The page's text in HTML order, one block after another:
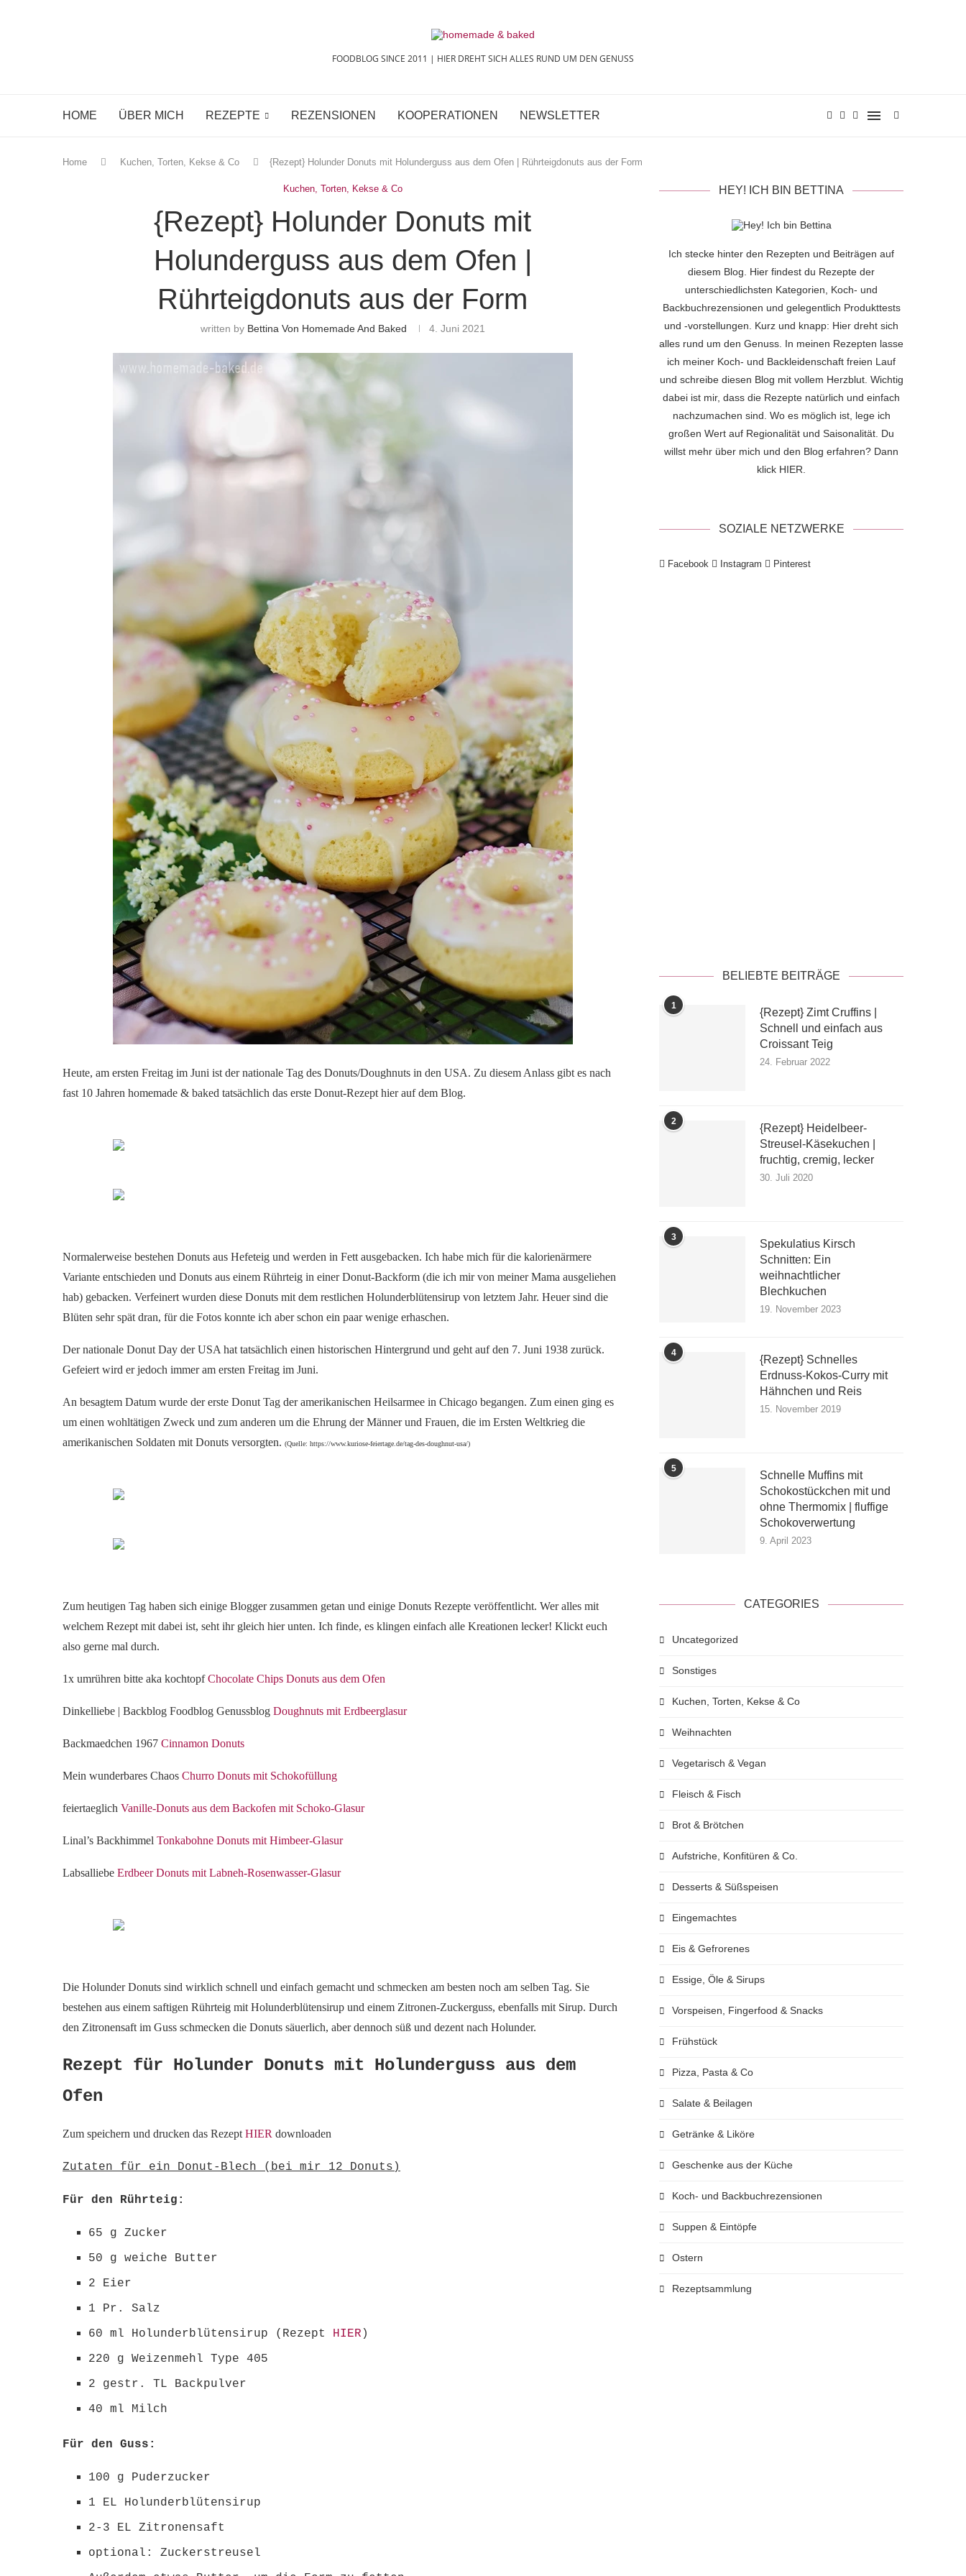
FOODBLOG SINCE 2011 | HIER DREHT SICH ALLES RUND UM DEN GENUSS
HOME ÜBER MICH REZEPTE REZENSIONEN KOOPERATIONEN NEWSLETTER
Home Kuchen, Torten, Kekse & Co {Rezept} Holunder Donuts mit Holunderguss aus dem Ofen | Rührteigdonuts aus der Form
Kuchen, Torten, Kekse & Co
{Rezept} Holunder Donuts mit
Holunderguss aus dem Ofen |
Rührteigdonuts aus der Form
written by Bettina Von Homemade And Baked 4. Juni 2021
Heute, am ersten Freitag im Juni ist der nationale Tag des Donuts/Doughnuts in den USA. Zu diesem Anlass gibt es nach
fast 10 Jahren homemade & baked tatsächlich das erste Donut-Rezept hier auf dem Blog.
Normalerweise bestehen Donuts aus Hefeteig und werden in Fett ausgebacken. Ich habe mich für die kalorienärmere
Variante entschieden und Donuts aus einem Rührteig in einer Donut-Backform (die ich mir von meiner Mama ausgeliehen
hab) gebacken. Verfeinert wurden diese Donuts mit dem restlichen Holunderblütensirup von letztem Jahr. Heuer sind die
Blüten sehr spät dran, für die Fotos konnte ich aber schon ein paar wenige erhaschen.
Der nationale Donut Day der USA hat tatsächlich einen historischen Hintergrund und geht auf den 7. Juni 1938 zurück.
Gefeiert wird er jedoch immer am ersten Freitag im Juni.
An besagtem Datum wurde der erste Donut Tag der amerikanischen Heilsarmee in Chicago begangen. Zum einen ging es
um einen wohltätigen Zweck und zum anderen um die Ehrung der Männer und Frauen, die im Ersten Weltkrieg die
amerikanischen Soldaten mit Donuts versorgten. (Quelle: https://www.kuriose-feiertage.de/tag-des-doughnut-usa/)
Zum heutigen Tag haben sich einige Blogger zusammen getan und einige Donuts Rezepte veröffentlicht. Wer alles mit
welchem Rezept mit dabei ist, seht ihr gleich hier unten. Ich finde, es klingen einfach alle Kreationen lecker! Klickt euch
also gerne mal durch.
1x umrühren bitte aka kochtopfChocolate Chips Donuts aus dem Ofen
Dinkelliebe | Backblog Foodblog Genussblog Doughnuts mit Erdbeerglasur
Backmaedchen 1967 Cinnamon Donuts
Mein wunderbares Chaos Churro Donuts mit Schokofüllung
feiertaeglich Vanille-Donuts aus dem Backofen mit Schoko-Glasur
Linal’s Backhimmel Tonkabohne Donuts mit Himbeer-Glasur
Labsalliebe Erdbeer Donuts mit Labneh-Rosenwasser-Glasur
Die Holunder Donuts sind wirklich schnell und einfach gemacht und schmecken am besten noch am selben Tag. Sie
bestehen aus einem saftigen Rührteig mit Holunderblütensirup und einem Zitronen-Zuckerguss, ebenfalls mit Sirup. Durch
den Zitronensaft im Guss schmecken die Donuts säuerlich, aber dennoch süß und dezent nach Holunder.
Rezept für Holunder Donuts mit Holunderguss aus dem
Ofen
Zum speichern und drucken das Rezept HIER downloaden
Zutaten für ein Donut-Blech (bei mir 12 Donuts)
Für den Rührteig:
65 g Zucker
50 g weiche Butter
2 Eier
1 Pr. Salz
60 ml Holunderblütensirup (Rezept HIER )
220 g Weizenmehl Type 405
2 gestr. TL Backpulver
40 ml Milch
Für den Guss:
100 g Puderzucker
1 EL Holunderblütensirup
2-3 EL Zitronensaft
optional: Zuckerstreusel
HEY! ICH BIN BETTINA
Ich stecke hinter den Rezepten und Beiträgen auf
diesem Blog. Hier findest du Rezepte der
unterschiedlichsten Kategorien, Koch- und
Backbuchrezensionen und gelegentlich Produkttests
und -vorstellungen. Kurz und knapp: Hier dreht sich
alles rund um den Genuss. In meinen Rezepten lasse
ich meiner Koch- und Backleidenschaft freien Lauf
und schreibe diesen Blog mit vollem Herzblut. Wichtig
dabei ist mir, dass die Rezepte natürlich und einfach
nachzumachen sind. Wo es möglich ist, lege ich
großen Wert auf Regionalität und Saisonalität. Du
willst mehr über mich und den Blog erfahren? Dann
klick HIER
SOZIALE NETZWERKE
Facebook Instagram Pinterest
BELIEBTE BEITRÄGE
1
{Rezept} Zimt Cruffins |
Schnell und einfach aus
Croissant Teig
24. Februar 2022
2
{Rezept} Heidelbeer-
Streusel-Käsekuchen |
fruchtig, cremig, lecker
30. Juli 2020
3
Spekulatius Kirsch
Schnitten: Ein
weihnachtlicher
Blechkuchen
19. November 2023
4
{Rezept} Schnelles
Erdnuss-Kokos-Curry mit
Hähnchen und Reis
15. November 2019
5
Schnelle Muffins mit
Schokostückchen mit und
ohne Thermomix | fluffige
Schokoverwertung
9. April 2023
CATEGORIES
Uncategorized
Sonstiges
Kuchen, Torten, Kekse & Co
Weihnachten
Vegetarisch & Vegan
Fleisch & Fisch
Brot & Brötchen
Aufstriche, Konfitüren & Co.
Desserts & Süßspeisen
Eingemachtes
Eis & Gefrorenes
Essige, Öle & Sirups
Vorspeisen, Fingerfood & Snacks
Frühstück
Pizza, Pasta & Co
Salate & Beilagen
Getränke & Liköre
Geschenke aus der Küche
Koch- und Backbuchrezensionen
Suppen & Eintöpfe
Ostern
Rezeptsammlung